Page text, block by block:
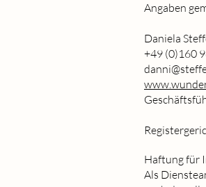
Angaben
Daniela
+49 (0)160
Haftung für
Als